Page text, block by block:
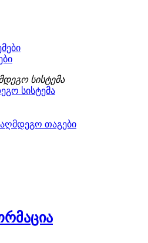
სისტემა
თაგები